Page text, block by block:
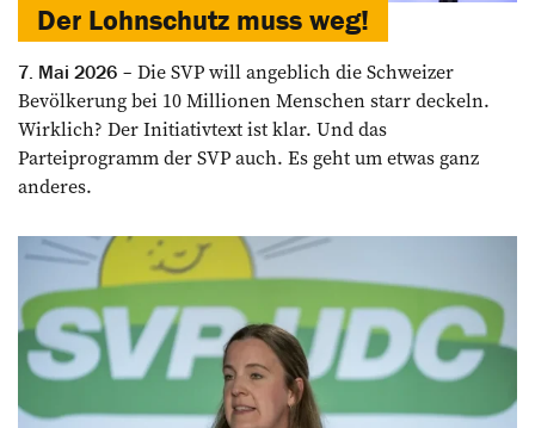
Der Lohnschutz muss weg!
7. Mai 2026
Die SVP will angeblich die Schweizer
Bevölkerung bei 10 Millionen Menschen starr deckeln.
Wirklich? Der Initiativtext ist klar. Und das
Parteiprogramm der SVP auch. Es geht um etwas ganz
anderes.